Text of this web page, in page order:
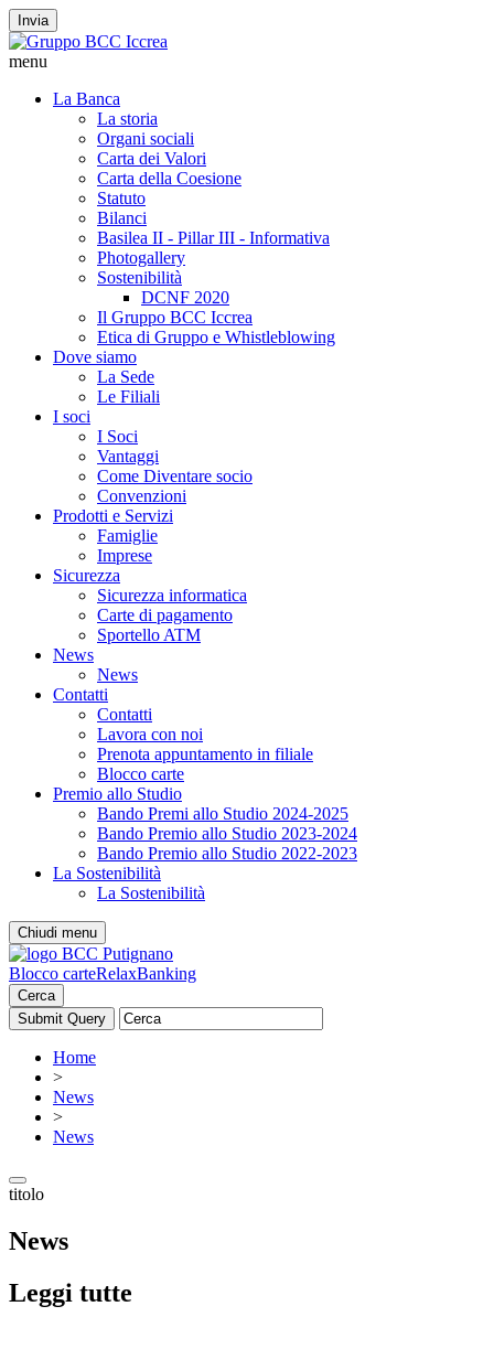
Invia
menu
La Banca
La storia
Organi sociali
Carta dei Valori
Carta della Coesione
Statuto
Bilanci
Basilea II - Pillar III - Informativa
Photogallery
Sostenibilità
DCNF 2020
Il Gruppo BCC Iccrea
Etica di Gruppo e Whistleblowing
Dove siamo
La Sede
Le Filiali
I soci
I Soci
Vantaggi
Come Diventare socio
Convenzioni
Prodotti e Servizi
Famiglie
Imprese
Sicurezza
Sicurezza informatica
Carte di pagamento
Sportello ATM
News
News
Contatti
Contatti
Lavora con noi
Prenota appuntamento in filiale
Blocco carte
Premio allo Studio
Bando Premi allo Studio 2024-2025
Bando Premio allo Studio 2023-2024
Bando Premio allo Studio 2022-2023
La Sostenibilità
La Sostenibilità
Chiudi menu
Blocco carteRelaxBanking
Cerca
Home
>
News
>
News
titolo
News
Leggi tutte